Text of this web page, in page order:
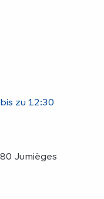
zu 12:30
Jumièges